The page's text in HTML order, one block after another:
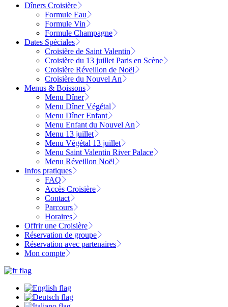
Dîners Croisière
Formule Eau
Formule Vin
Formule Champagne
Dates Spéciales
Croisière de Saint Valentin
Croisière du 13 juillet Paris en Scène
Croisière Réveillon de Noël
Croisière du Nouvel An
Menus & Boissons
Menu Dîner
Menu Dîner Végétal
Menu Dîner Enfant
Menu Enfant du Nouvel An
Menu 13 juillet
Menu Végétal 13 juillet
Menu Saint Valentin River Palace
Menu Réveillon Noël
Infos pratiques
FAQ
Accès Croisière
Contact
Parcours
Horaires
Offrir une Croisière
Réservation de groupe
Réservation avec partenaires
Mon compte